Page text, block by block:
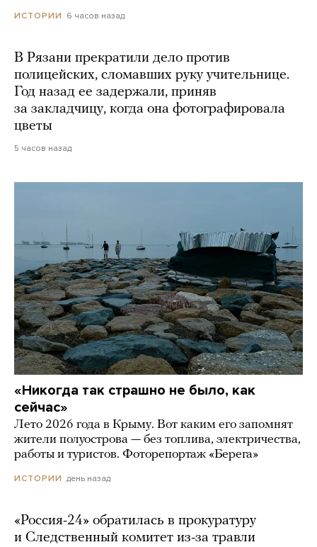
ИСТОРИИ 6 часов назад
В Рязани прекратили дело против
полицейских, сломавших руку учительнице.
Год назад ее задержали, приняв
за закладчицу, когда она фотографировала
цветы
5 часов назад
«Никогда так страшно не было, как
сейчас»
Лето 2026 года в Крыму. Вот каким его запомнят
жители полуострова — без топлива, электричества,
работы и туристов. Фоторепортаж «Берега»
ИСТОРИИ день назад
«Россия-24» обратилась в прокуратуру
и Следственный комитет из-за травли